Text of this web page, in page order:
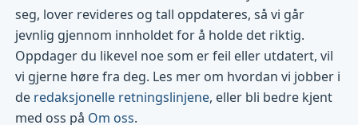
seg, lover revideres og tall oppdateres, så vi går
jevnlig gjennom innholdet for å holde det riktig.
Oppdager du likevel noe som er feil eller utdatert, vil
vi gjerne høre fra deg. Les mer om hvordan vi jobber i
de redaksjonelle retningslinjene, eller bli bedre kjent
med oss på Om oss.